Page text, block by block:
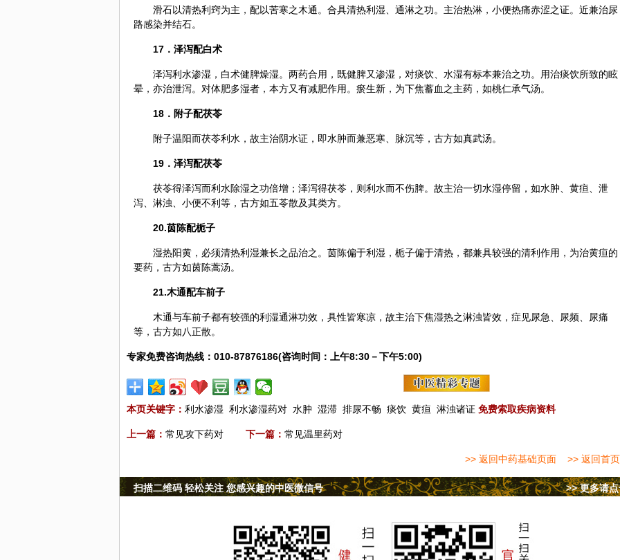
滑石以清热利窍为主，配以苦寒之木通。合具清热利湿、通淋之功。主治热淋，小便热痛赤涩之证。近兼治尿
路感染并结石。
17．泽泻配白术
泽泻利水渗湿，白术健脾燥湿。两药合用，既健脾又渗湿，对痰饮、水湿有标本兼治之功。用治痰饮所致的眩
晕，亦治泄泻。对体肥多湿者，本方又有减肥作用。瘀生新，为下焦蓄血之主药，如桃仁承气汤。
18． 附子配茯苓
附子温阳而茯苓利水，故主治阴水证，即水肿而兼恶寒、脉沉等，古方如真武汤。
19．泽泻配茯苓
茯苓得泽泻而利水除湿之功倍增；泽泻得茯苓，则利水而不伤脾。故主治一切水湿停留，如水肿、黄疸、泄
泻、淋浊、小便不利等，古方如五苓散及其类方。
20.茵陈配栀子
湿热阳黄，必须清热利湿兼长之品治之。茵陈偏于利湿，栀子偏于清热，都兼具较强的清利作用，为治黄疸的
要药，古方如茵陈蒿汤。
21.木通配车前子
木通与车前子都有较强的利湿通淋功效，具性皆寒凉，故主治下焦湿热之淋浊皆效，症见尿急、尿频、尿痛
等，古方如八正散。
专家免费咨询热线：010-87876186(咨询时间：上午8:30－下午5:00)
本页关键字： 利水渗湿 利水渗湿药对 水肿 湿滞 排尿不畅 痰饮 黄疸 淋浊诸证 免费索取疾病资料
上一篇： 常见攻下药对 下一篇： 常见温里药对
>> 返回中药基础页面 >> 返回首页
>> 更多请
扫描二维码 轻松关注 您感兴趣的中医微信号